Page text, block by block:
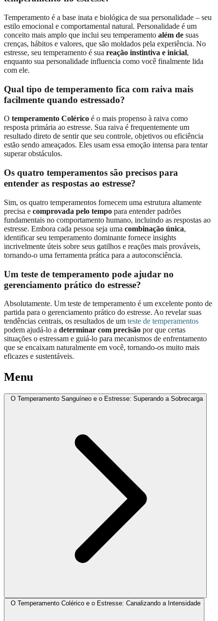
Temperamento é a base inata e biológica de sua personalidade – seu
estilo emocional e comportamental natural. Personalidade é um
conceito mais amplo que inclui seu temperamento além de suas
crenças, hábitos e valores, que são moldados pela experiência. No
estresse, seu temperamento é sua reação instintiva e inicial,
enquanto sua personalidade influencia como você finalmente lida
com ele.
Qual tipo de temperamento fica com raiva mais
facilmente quando estressado?
O temperamento Colérico é o mais propenso à raiva como
resposta primária ao estresse. Sua raiva é frequentemente um
resultado direto de sentir que seu controle, objetivos ou eficiência
estão sendo ameaçados. Eles usam essa emoção intensa para tentar
superar obstáculos.
Os quatro temperamentos são precisos para
entender as respostas ao estresse?
Sim, os quatro temperamentos fornecem uma estrutura altamente
precisa e comprovada pelo tempo para entender padrões
fundamentais no comportamento humano, incluindo as respostas ao
estresse. Embora cada pessoa seja uma combinação única,
identificar seu temperamento dominante fornece insights
incrivelmente úteis sobre seus gatilhos e reações mais prováveis,
tornando-o uma ferramenta prática para a autoconsciência.
Um teste de temperamento pode ajudar no
gerenciamento prático do estresse?
Absolutamente. Um teste de temperamento é um excelente ponto de
partida para o gerenciamento prático do estresse. Ao revelar suas
tendências centrais, os resultados de um teste de temperamentos
podem ajudá-lo a determinar com precisão por que certas
situações o estressam e guiá-lo para mecanismos de enfrentamento
que se encaixam naturalmente em você, tornando-os muito mais
eficazes e sustentáveis.
Menu
O Temperamento Sanguíneo e o Estresse: Superando a Sobrecarga
O Temperamento Colérico e o Estresse: Canalizando a Intensidade